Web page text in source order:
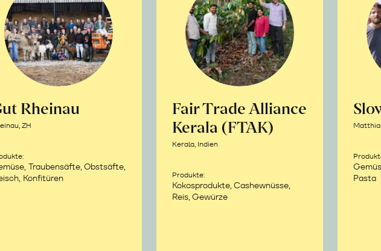
Rheinau
ZH
Traubensäfte, Obstsäfte,
Konfitüren
Fair Trade Alliance
Kerala (FTAK)
Kerala, Indien
Produkte:
Kokosprodukte, Cashewnüsse,
Reis, Gewürze
Pasta